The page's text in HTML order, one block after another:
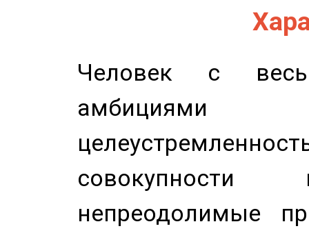
Человек с
непреодолимые